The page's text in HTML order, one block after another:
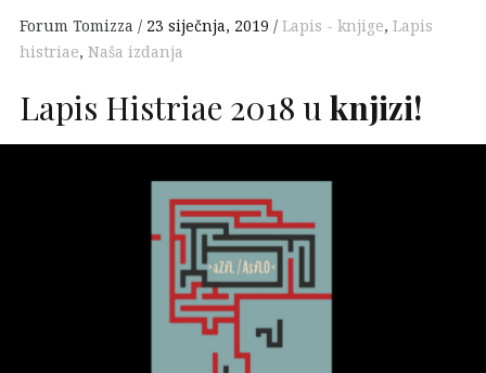
Forum Tomizza 23 siječnja, 2019 Lapis - knjige, Lapis
histriae, Naša izdanja
Lapis Histriae 2018 u knjizi!